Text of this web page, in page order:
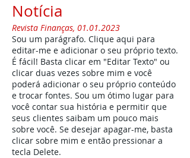
Notícia
Revista ​Finanças, 01.01.2023
Sou um parágrafo. Clique aqui para
editar-me e adicionar o seu próprio texto.
É fácil! Basta clicar em "Editar Texto" ou
clicar duas vezes sobre mim e você
poderá adicionar o seu próprio conteúdo
e trocar fontes. Sou um ótimo lugar para
você contar sua história e permitir que
seus clientes saibam um pouco mais
sobre você. Se desejar apagar-me, basta
clicar sobre mim e então pressionar a
tecla Delete.